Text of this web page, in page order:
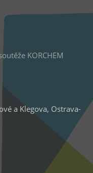
KORCHEM
a Klegova, Ostrava-